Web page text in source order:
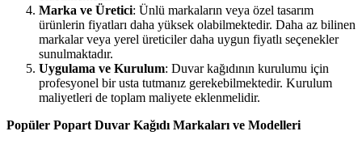
Marka ve Üretici: Ünlü markaların veya özel tasarım
ürünlerin fiyatları daha yüksek olabilmektedir. Daha az bilinen
markalar veya yerel üreticiler daha uygun fiyatlı seçenekler
sunulmaktadır.
Uygulama ve Kurulum: Duvar kağıdının kurulumu için
profesyonel bir usta tutmanız gerekebilmektedir. Kurulum
maliyetleri de toplam maliyete eklenmelidir.
Popüler Popart Duvar Kağıdı Markaları ve Modelleri